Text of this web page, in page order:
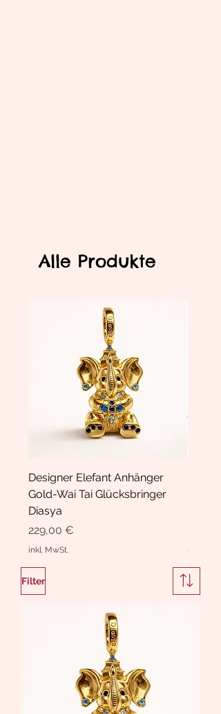
Alle Produkte
Designer Elefant Anhänger
Gold-Wai Tai Glücksbringer
Diasya
Preis
229,00 €
inkl. MwSt.
Preis
189,00
Filter